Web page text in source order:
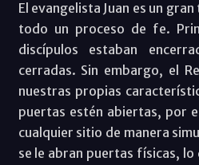
El evangelista Juan es un
todo un proceso de fe.
discípulos estaban
cerradas. Sin embargo, el
nuestras propias
puertas estén abiertas, por
cualquier sitio de manera
se le abran puertas físicas, lo